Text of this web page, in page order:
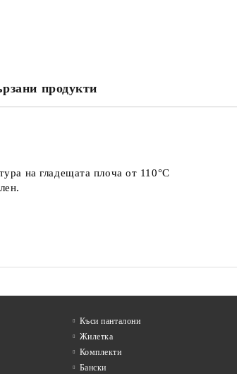
продукти
на гладещата плоча от 110°C
Къси панталони
Жилетка
Комплекти
Бански